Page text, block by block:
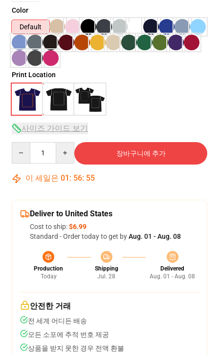
Color
Default
Print Location
사이즈 가이드 보기
장바구니에 추가
이 세일은 01 : 56: 54
Deliver to United States
Cost to ship:$6.99
Standard - Order today to get byAug. 01 - Aug. 08
Production
Today
Shipping
Jul. 28
Delivered
Aug. 01 - Aug. 08
안전한 거래
전 세계 어디든 배송
모든 소포에 추적 번호 제공
상품을 받지 못한 경우 전액 환불